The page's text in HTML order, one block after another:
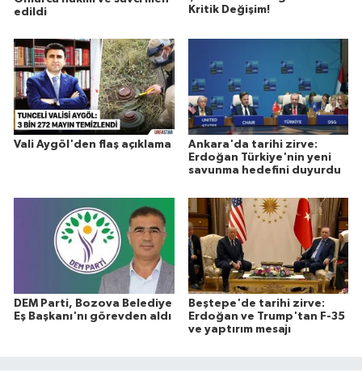
edildi
Kritik Değişim!
Vali Aygöl'den flaş açıklama
Ankara'da tarihi zirve:
Erdoğan Türkiye'nin yeni
savunma hedefini duyurdu
DEM Parti, Bozova Belediye
Eş Başkanı'nı görevden aldı
Beştepe'de tarihi zirve:
Erdoğan ve Trump'tan F-35
ve yaptırım mesajı